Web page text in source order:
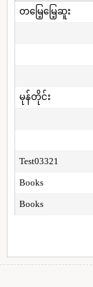
တမြေ့မြေ့ဆူး
မုန်တိုင်း
Test03321
Books
Books